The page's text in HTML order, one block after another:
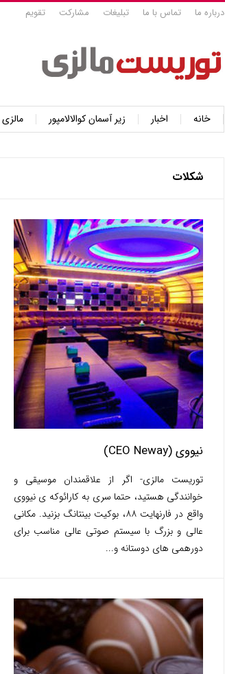
درباره ما تماس با ما تبلیغات مشارکت تقویم
خانه اخبار زیر آسمان کوالالامپور مالزی
شکلات
نیووی (CEO Neway)
توریست مالزی- اگر از علاقمندان موسیقی و
خوانندگی هستید، حتما سری به کارائوکه ی نیووی
واقع در فارنهایت ۸۸، بوکیت بینتانگ بزنید. مکانی
عالی و بزرگ با سیستم صوتی عالی مناسب برای
دورهمی های دوستانه و...